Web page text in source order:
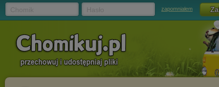
zapomniałem